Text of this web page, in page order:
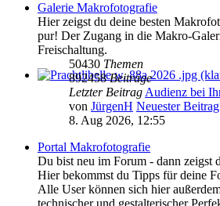
Galerie Makrofotografie
Hier zeigst du deine besten
pur! Der Zugang in die Makro-
Freischaltung.
50430 Themen
892458Beiträge
Letzter Beitrag Audienz bei
von JürgenH Neuester Beitrag
8. Aug 2026, 12:55
Portal Makrofotografie
Du bist neu im Forum - dann zeigst
Hier bekommst du Tipps für deine
Alle User können sich hier